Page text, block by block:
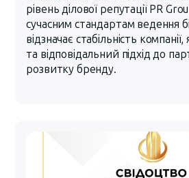
рівень ділової репутації PR
сучасним стандартам ведення
відзначає стабільність компанії,
та відповідальний підхід до
розвитку бренду.